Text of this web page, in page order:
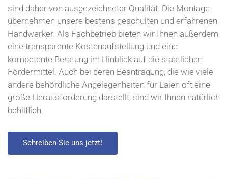
sind daher von ausgezeichneter Qualität. Die Montage
übernehmen unsere bestens geschulten und erfahrenen
Handwerker. Als Fachbetrieb bieten wir Ihnen außerdem
eine transparente Kostenaufstellung und eine
kompetente Beratung im Hinblick auf die staatlichen
Fördermittel. Auch bei deren Beantragung, die wie viele
andere behördliche Angelegenheiten für Laien oft eine
große Herausforderung darstellt, sind wir Ihnen natürlich
behilflich.
Schreiben Sie uns jetzt!